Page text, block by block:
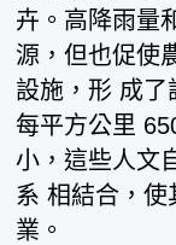
卉。高降雨量
源，但也促使
設施，形 成了
每平方公里
小，這些人文
系 相結合，
業。